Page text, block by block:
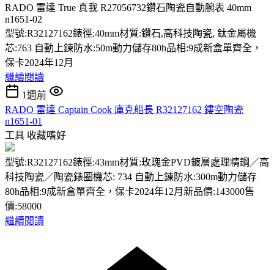
RADO 雷達 True 真我 R27056732鑽石陶瓷自動腕表 40mm
n1651-02
型號:R32127162錶徑:40mm材質:鑽石,高科技陶瓷, 鈦金屬機
芯:763 自動上鍊防水:50m動力儲存80h品相:9成新盒單齊全，
保卡2024年12月
繼續閱讀
1週前
RADO 雷達 Captain Cook 庫克船長 R32127162 鏤空陶瓷
n1651-01
工具 收藏嗜好
型號:R32127162錶徑:43mm材質:玫瑰金PVD鍍層處理精鋼／高
科技陶瓷／陶瓷錶圈機芯: 734 自動上鍊防水:300m動力儲存
80h品相:9成新盒單齊全，保卡2024年12月新品價:143000售
價:58000
繼續閱讀